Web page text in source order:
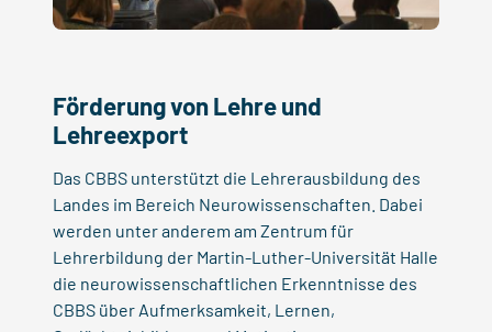
Förderung von Lehre und
Lehreexport
Das CBBS unterstützt die Lehrerausbildung des
Landes im Bereich Neurowissenschaften. Dabei
werden unter anderem am Zentrum für
Lehrerbildung der Martin-Luther-Universität Halle
die neurowissenschaftlichen Erkenntnisse des
CBBS über Aufmerksamkeit, Lernen,